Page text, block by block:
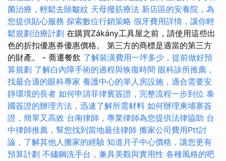
菌治療，輕鬆去除皺紋 天母撥筋療法 新店區的安養院，為
您提供貼心服務 探索數位行銷策略 假牙費用詳情，讓你輕
鬆規劃治療計劃 在購買Zákány工具屋之前，請使用這些出
色的折扣優惠券優惠價格。 第三方的商標是適當的第三方
的財產。 - 喬遷餐飲 了解裝潢費用一坪多少，提前做好預
算規劃 了解白內障手術的過程與恢復時間 眼科診所推薦，
找最合適的眼科專家 養護中心的單人房設施，適合需要安
靜環境的長者 如何申請菲律賓簽證，完整流程一步到位 泰
國簽證的辦理方法，迅速了解所需材料 如何辦理柬埔寨簽
證，簡單又高效 台南律師，專業律師為您提供法律協助 台
中律師推薦，幫您找到當地最佳律師 搬家公司費用Ptt討
論，了解其他人搬家的經驗 知道月子中心價格，讓您更有
預算計劃 不鏽鋼洗手台，兼具美觀與實用性 各種風格的吧